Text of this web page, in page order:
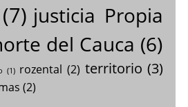
(7) justicia Propia
del Cauca (6)
(1) rozental (2) territorio (3)
(2)